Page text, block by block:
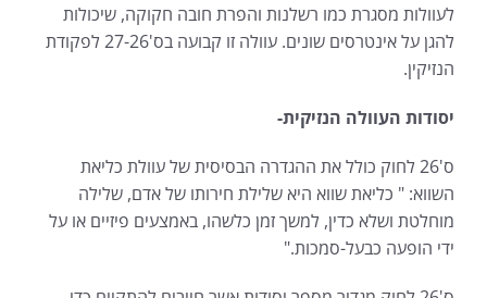
לעוולות מסגרת כמו רשלנות והפרת חובה חקוקה, שיכולות
להגן על אינטרסים שונים. עוולה זו קבועה בס'27-26 לפקודת
הנזיקין.
יסודות העוולה הנזיקית-
ס'26 לחוק כולל את ההגדרה הבסיסית של עוולת כליאת
השווא: " כליאת שווא היא שלילת חירותו של אדם, שלילה
מוחלטת ושלא כדין, למשך זמן כלשהו, באמצעים פיזיים או על
ידי הופעה כבעל-סמכות."